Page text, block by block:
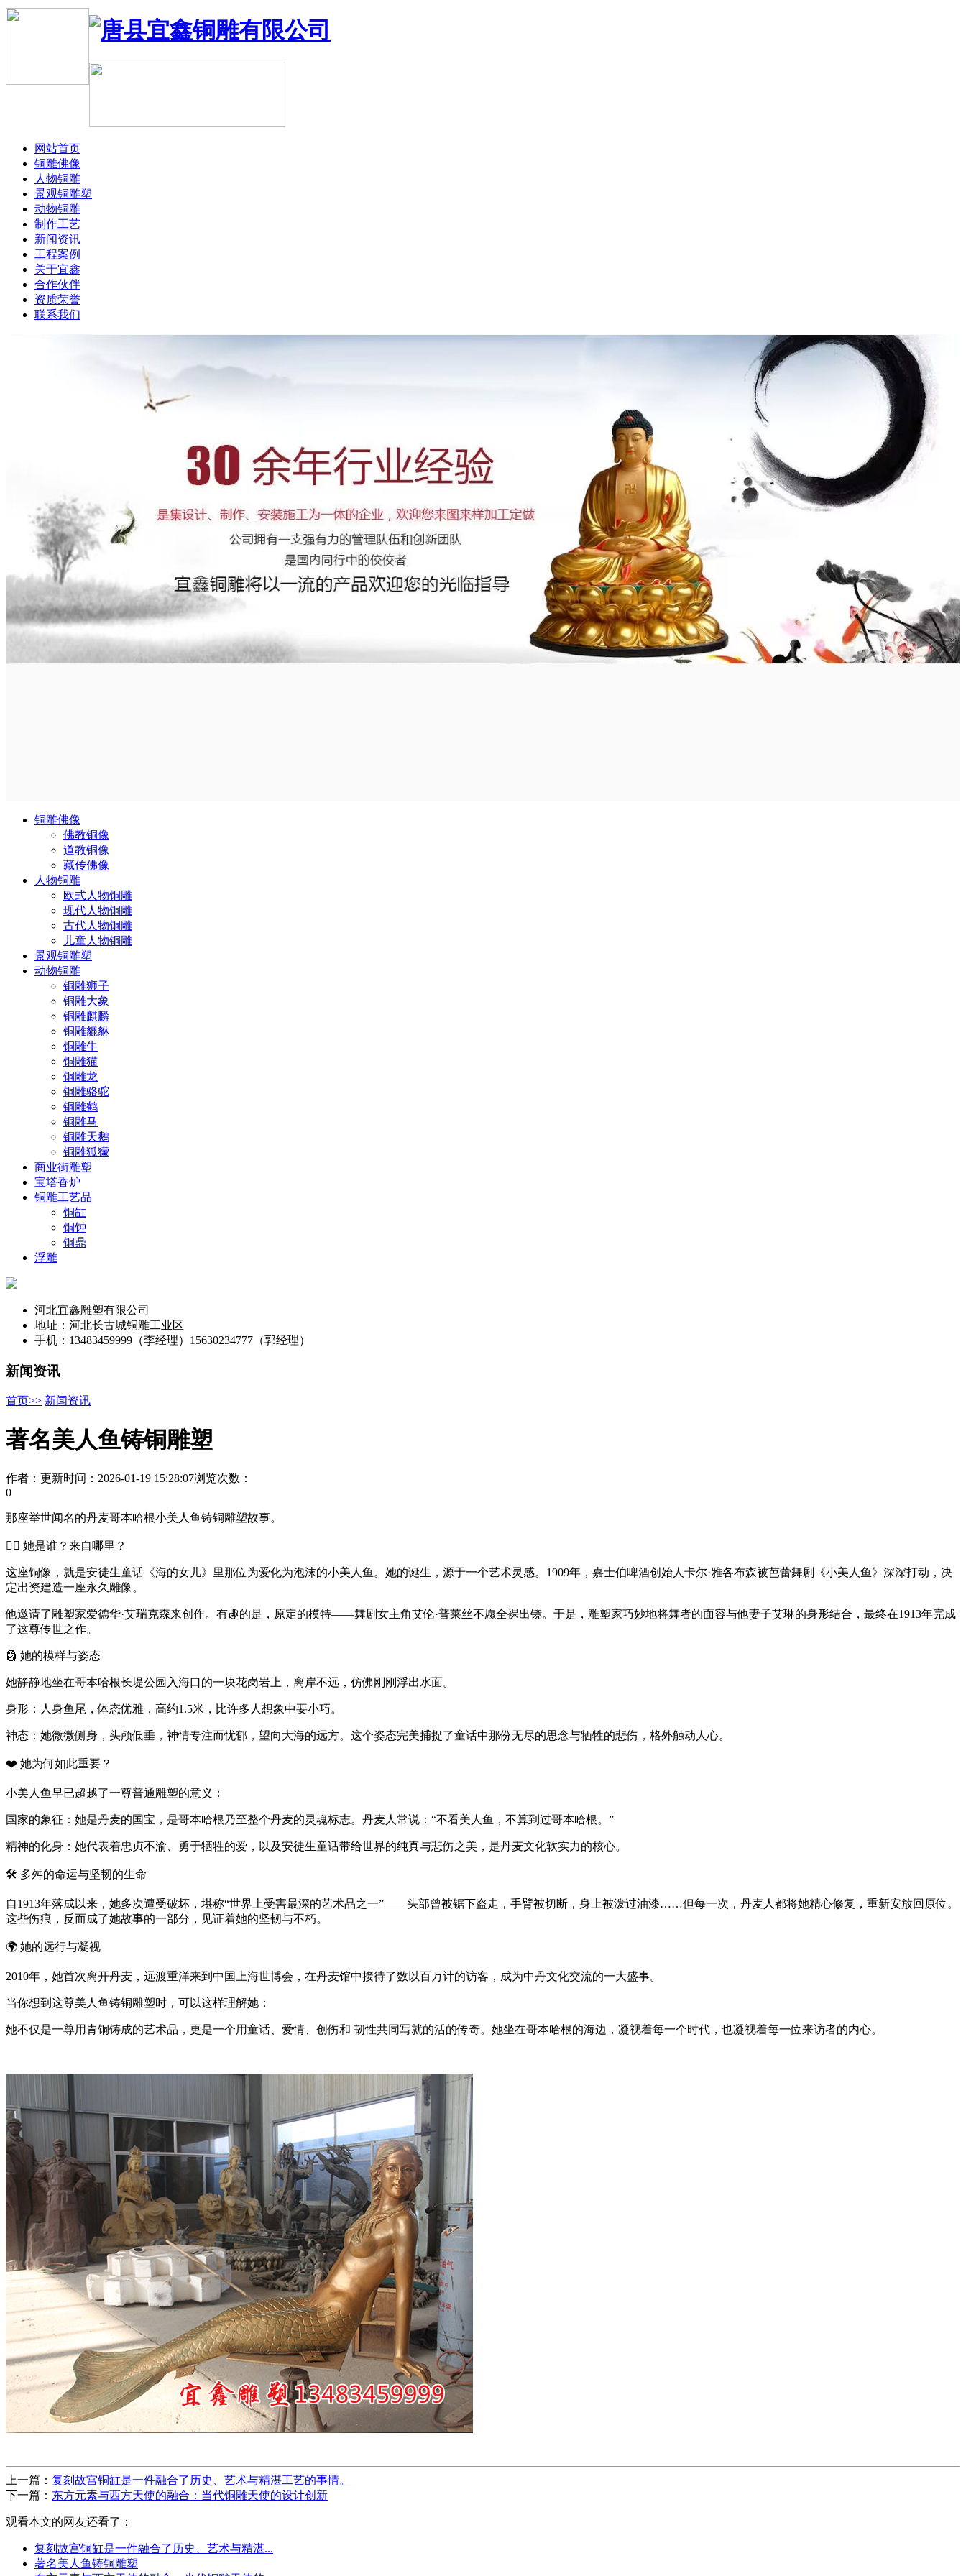
网站首页
铜雕佛像
人物铜雕
景观铜雕塑
动物铜雕
制作工艺
新闻资讯
工程案例
关于宜鑫
合作伙伴
资质荣誉
联系我们
铜雕佛像
佛教铜像
道教铜像
藏传佛像
人物铜雕
欧式人物铜雕
现代人物铜雕
古代人物铜雕
儿童人物铜雕
景观铜雕塑
动物铜雕
铜雕狮子
铜雕大象
铜雕麒麟
铜雕貔貅
铜雕牛
铜雕猫
铜雕龙
铜雕骆驼
铜雕鹤
铜雕马
铜雕天鹅
铜雕狐獴
商业街雕塑
宝塔香炉
铜雕工艺品
铜缸
铜钟
铜鼎
浮雕
河北宜鑫雕塑有限公司
地址：河北长古城铜雕工业区
手机：13483459999（李经理）15630234777（郭经理）
新闻资讯
首页>> 新闻资讯
著名美人鱼铸铜雕塑
作者： 更新时间：2026-01-19 15:28:07浏览次数：
0
那座举世闻名的丹麦哥本哈根小美人鱼铸铜雕塑故事。
🧜‍♀️ 她是谁？来自哪里？
这座铜像，就是安徒生童话《海的女儿》里那位为爱化为泡沫的小美人鱼。她的诞生，源于一个艺术灵感。1909年，嘉士伯啤酒创始人卡尔·雅各布森被芭蕾舞剧《小美人鱼》深深打动，决
定出资建造一座永久雕像。
他邀请了雕塑家爱德华·艾瑞克森来创作。有趣的是，原定的模特——舞剧女主角艾伦·普莱丝不愿全裸出镜。于是，雕塑家巧妙地将舞者的面容与他妻子艾琳的身形结合，最终在1913年完成
了这尊传世之作。
🗿 她的模样与姿态
她静静地坐在哥本哈根长堤公园入海口的一块花岗岩上，离岸不远，仿佛刚刚浮出水面。
身形：人身鱼尾，体态优雅，高约1.5米，比许多人想象中要小巧。
神态：她微微侧身，头颅低垂，神情专注而忧郁，望向大海的远方。这个姿态完美捕捉了童话中那份无尽的思念与牺牲的悲伤，格外触动人心。
❤️ 她为何如此重要？
小美人鱼早已超越了一尊普通雕塑的意义：
国家的象征：她是丹麦的国宝，是哥本哈根乃至整个丹麦的灵魂标志。丹麦人常说：“不看美人鱼，不算到过哥本哈根。”
精神的化身：她代表着忠贞不渝、勇于牺牲的爱，以及安徒生童话带给世界的纯真与悲伤之美，是丹麦文化软实力的核心。
🛠 多舛的命运与坚韧的生命
自1913年落成以来，她多次遭受破坏，堪称“世界上受害最深的艺术品之一”——头部曾被锯下盗走，手臂被切断，身上被泼过油漆……但每一次，丹麦人都将她精心修复，重新安放回原位。
这些伤痕，反而成了她故事的一部分，见证着她的坚韧与不朽。
🌍 她的远行与凝视
2010年，她首次离开丹麦，远渡重洋来到中国上海世博会，在丹麦馆中接待了数以百万计的访客，成为中丹文化交流的一大盛事。
当你想到这尊美人鱼铸铜雕塑时，可以这样理解她：
她不仅是一尊用青铜铸成的艺术品，更是一个用童话、爱情、创伤和 韧性共同写就的活的传奇。她坐在哥本哈根的海边，凝视着每一个时代，也凝视着每一位来访者的内心。
上一篇： 复刻故宫铜缸是一件融合了历史、艺术与精湛工艺的事情。
下一篇： 东方元素与西方天使的融合：当代铜雕天使的设计创新
观看本文的网友还看了：
复刻故宫铜缸是一件融合了历史、艺术与精湛...
著名美人鱼铸铜雕塑